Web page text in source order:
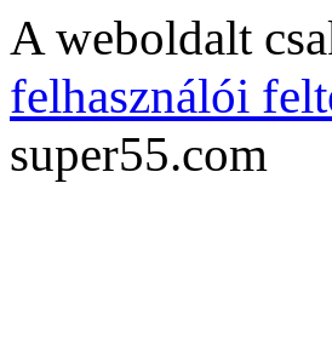
A weboldalt
felhasználói
super55.com